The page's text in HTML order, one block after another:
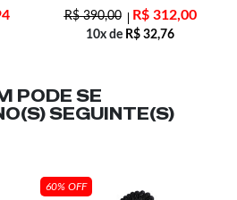
R$390,00 R$312,00
10x de R$ 32,76
PODE SE
SEGUINTE(S)
60% OFF